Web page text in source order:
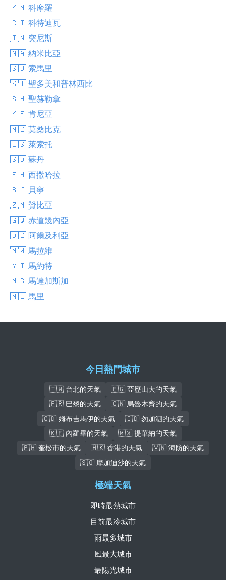
🇰🇲 科摩羅
🇨🇮 科特迪瓦
🇹🇳 突尼斯
🇳🇦 納米比亞
🇸🇴 索馬里
🇸🇹 聖多美和普林西比
🇸🇭 聖赫勒拿
🇰🇪 肯尼亞
🇲🇿 莫桑比克
🇱🇸 萊索托
🇸🇩 蘇丹
🇪🇭 西撒哈拉
🇧🇯 貝寧
🇿🇲 贊比亞
🇬🇶 赤道幾內亞
🇩🇿 阿爾及利亞
🇲🇼 馬拉維
🇾🇹 馬約特
🇲🇬 馬達加斯加
🇲🇱 馬里
今日熱門城市
🇹🇼 台北的天氣
🇪🇬 亞歷山大的天氣
🇫🇷 巴黎的天氣
🇨🇳 烏魯木齊的天氣
🇨🇩 姆布吉馬伊的天氣
🇮🇩 勿加泗的天氣
🇰🇪 內羅畢的天氣
🇲🇽 提華納的天氣
🇵🇭 奎松市的天氣
🇭🇰 香港的天氣
🇻🇳 海防的天氣
🇸🇴 摩加迪沙的天氣
極端天氣
即時最熱城市
目前最冷城市
雨最多城市
風最大城市
最陽光城市